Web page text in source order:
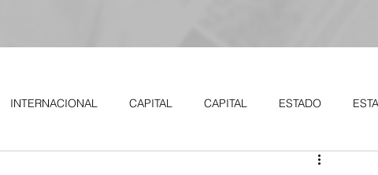
INTERNACIONAL CAPITAL CAPITAL ESTADO